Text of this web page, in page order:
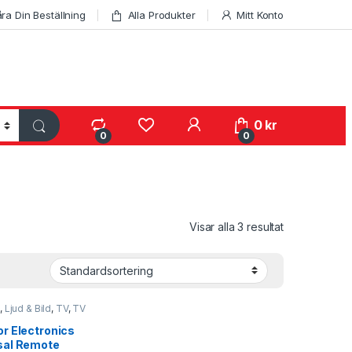
Din Beställning Alla Produkter Mitt Konto
0
My Account
0
0 kr
Visar alla 3 resultat
, Ljud & Bild, TV, TV
Electronics
Remote